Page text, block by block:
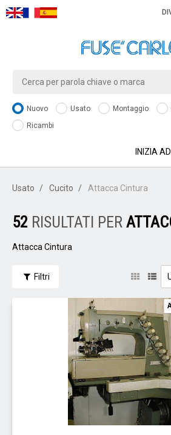
Nuovo Usato Montaggio
Ricambi
INIZIA
Usato Cucito Attacca Cintura
52 RISULTATI PER
Attacca Cintura
Filtri